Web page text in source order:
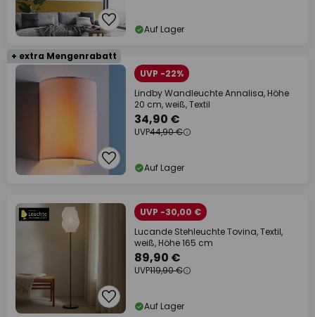
Auf Lager
+ extra Mengenrabatt
UVP -22%
Lindby Wandleuchte Annalisa, Höhe
20 cm, weiß, Textil
34,90 €
UVP44,90 €
Auf Lager
UVP -30,00 €
Lucande Stehleuchte Tovina, Textil,
weiß, Höhe 165 cm
89,90 €
UVP119,90 €
Auf Lager